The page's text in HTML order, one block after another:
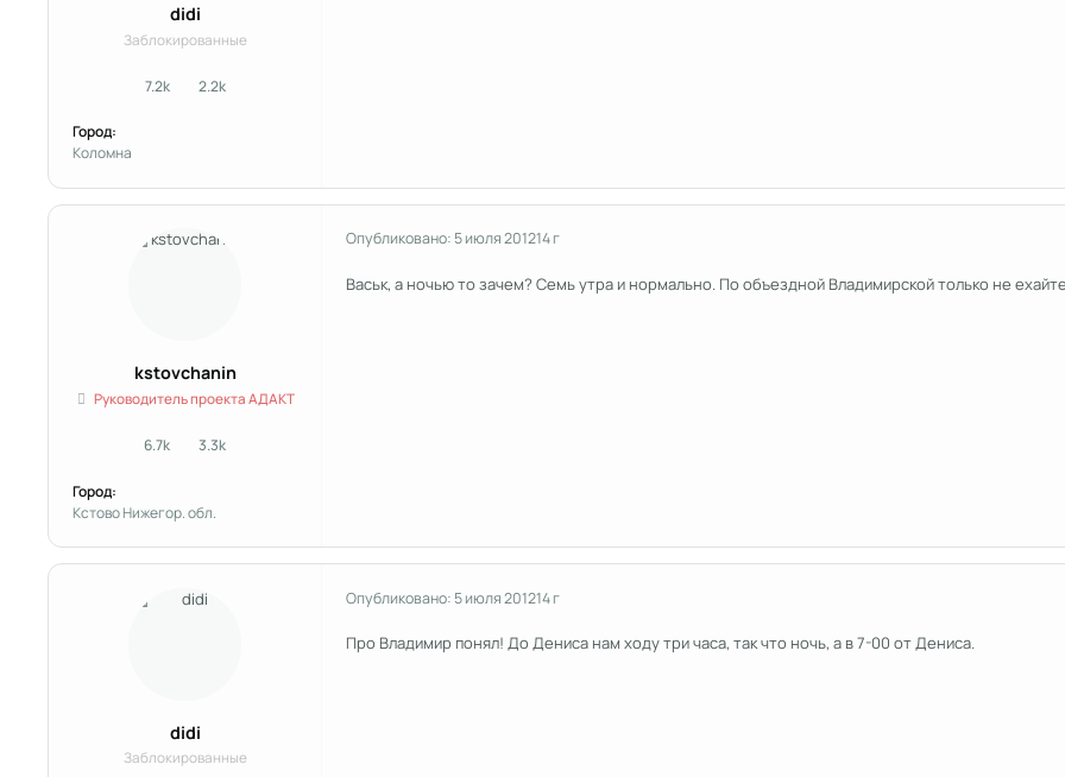
didi
Заблокированные
7.2kсообщения
2.2kРепутация
Город:
Коломна
kstоvchanin
Руководитель проекта АДАКТ
6.7kсообщения
3.3kРепутация
Город:
Кстово Нижегор. обл.
Опубликовано: 5 июля 201214 г
Васьк, а ночью то зачем? Семь утра и нормально. По объездной Владимирской только не
didi
Заблокированные
Опубликовано: 5 июля 201214 г
Про Владимир понял! До Дениса нам ходу три часа, так что ночь, а в 7-00 от Дениса.